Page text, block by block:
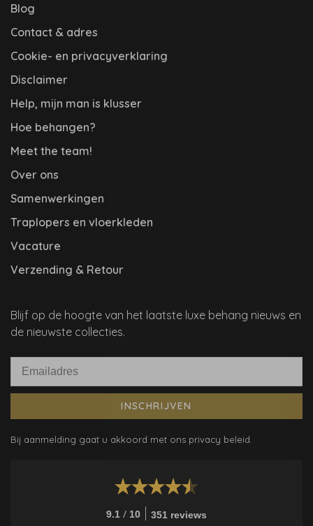
Blog
Contact & adres
Cookie- en privacyverklaring
Disclaimer
Help, mijn man is klusser
Hoe behangen?
Meet the team!
Over ons
Samenwerkingen
Traplopers en vloerkleden
Vacature
Verzending & Retour
Blijf op de hoogte van het laatste luxe behang nieuws en
de nieuwste collecties.
INSCHRIJVEN
Bij aanmelding gaat u akkoord met ons privacy beleid.
9.1 / 10 351 reviews